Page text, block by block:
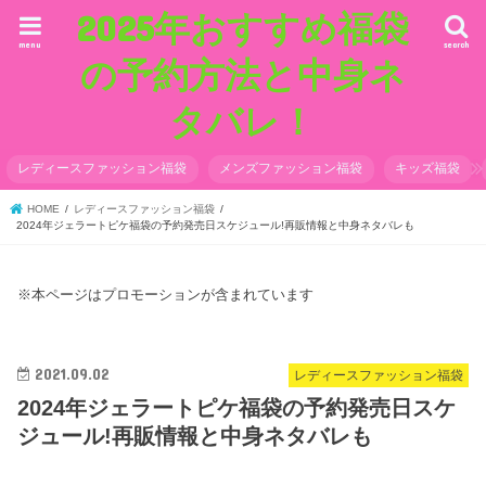
2025年おすすめ福袋
の予約方法と中身ネ
タバレ！
search
menu
レディースファッション福袋 メンズファッション福袋 キッズ福袋
HOME
レディースファッション福袋
2024年ジェラートピケ福袋の予約発売日スケジュール!再販情報と中身ネタバレも
※本ページはプロモーションが含まれています
レディースファッション福袋
2021.09.02
2024年ジェラートピケ福袋の予約発売日スケ
ジュール!再販情報と中身ネタバレも